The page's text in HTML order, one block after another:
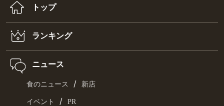
トップ
ランキング
ニュース
食のニュース / 新店
イベント / PR